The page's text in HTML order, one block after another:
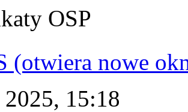
OSP
(otwiera nowe
15:18